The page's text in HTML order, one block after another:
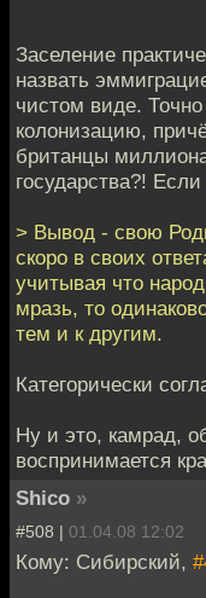
Заселение
назвать
чистом виде. Точно
колонизацию,
британцы
государства?!
> Вывод - свою
скоро в своих
учитывая что
мразь, то
тем и к другим.
Категорически
Ну и это, камрад,
воспринимается
Shico »
#508 | 01.04.08 12:02
Кому: Сибирский,